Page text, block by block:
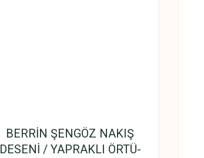
BERRİN ŞENGÖZ NAKIŞ
DESENİ / YAPRAKLI ÖRTÜ-